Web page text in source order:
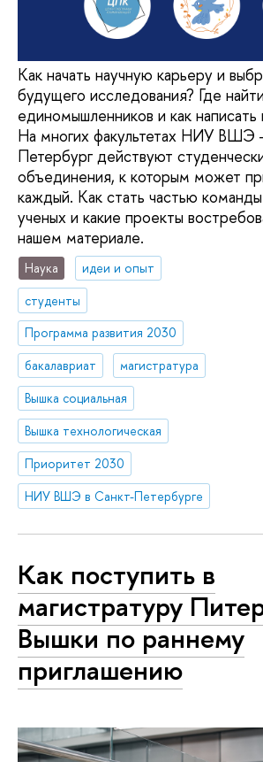
Как начать научную карьеру и
будущего исследования? Где найти
единомышленников и как
На многих факультетах НИУ ВШЭ
Петербург действуют
объединения, к которым может
каждый. Как стать частью
ученых и какие проекты
нашем материале.
Наука
идеи и опыт
студенты
Программа развития 2030
бакалавриат
магистратура
Вышка социальная
Вышка технологическая
Приоритет 2030
НИУ ВШЭ в Санкт-Петербурге
Как поступить в
магистратуру
Вышки по раннему
приглашению